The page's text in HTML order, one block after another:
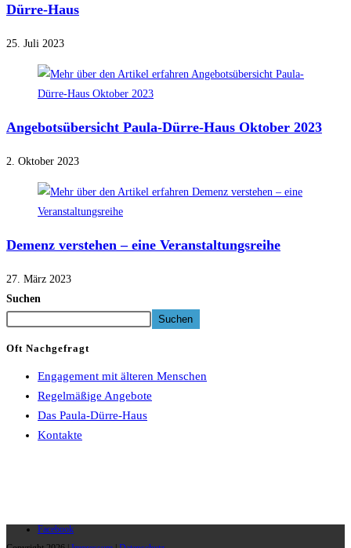
Dürre-Haus
25. Juli 2023
Angebotsübersicht Paula-Dürre-Haus Oktober 2023
2. Oktober 2023
Demenz verstehen – eine Veranstaltungsreihe
27. März 2023
Suchen
Suchen
Oft Nachgefragt
Engagement mit älteren Menschen
Regelmäßige Angebote
Das Paula-Dürre-Haus
Kontakte
Facebook